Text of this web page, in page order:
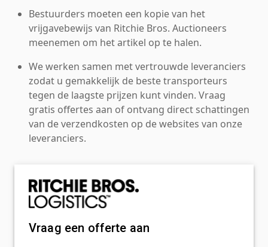
Bestuurders moeten een kopie van het
vrijgavebewijs van Ritchie Bros. Auctioneers
meenemen om het artikel op te halen.
We werken samen met vertrouwde leveranciers
zodat u gemakkelijk de beste transporteurs
tegen de laagste prijzen kunt vinden. Vraag
gratis offertes aan of ontvang direct schattingen
van de verzendkosten op de websites van onze
leveranciers.
Vraag een offerte aan